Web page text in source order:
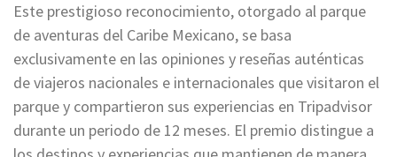
Este prestigioso reconocimiento, otorgado al parque
de aventuras del Caribe Mexicano, se basa
exclusivamente en las opiniones y reseñas auténticas
de viajeros nacionales e internacionales que visitaron el
parque y compartieron sus experiencias en Tripadvisor
durante un periodo de 12 meses. El premio distingue a